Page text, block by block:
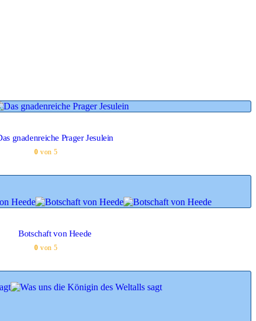
gnadenreiche Prager Jesulein
0 von 5
Botschaft von Heede
0 von 5